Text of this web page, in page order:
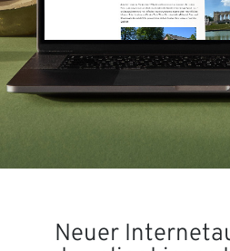
Neuer